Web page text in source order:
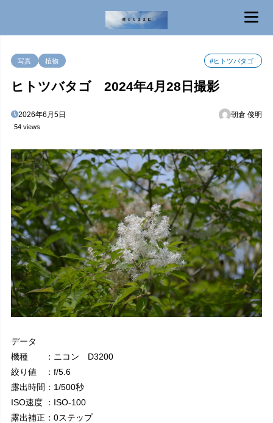
写真 植物 #ヒトツバタゴ
ヒトツバタゴ 2024年4月28日撮影
2026年6月5日 朝倉 俊明
54 views
データ
機種 ：ニコン D3200
絞り値 ：f/5.6
露出時間：1/500秒
ISO速度 ：ISO-100
露出補正：0ステップ